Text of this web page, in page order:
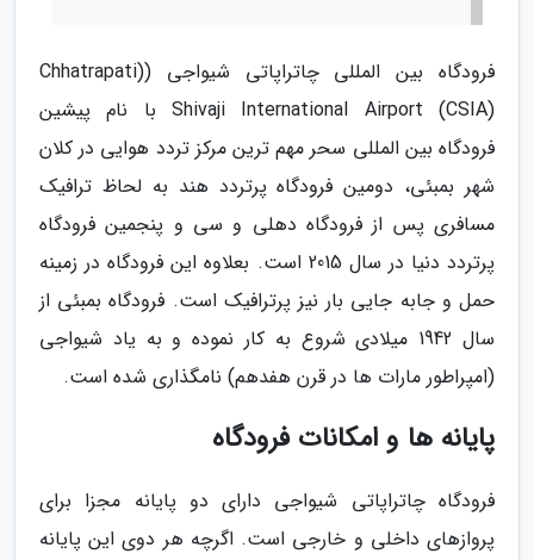
فرودگاه بین المللی چاتراپاتی شیواجی ((Chhatrapati
Shivaji International Airport (CSIA) با نام پیشین
فرودگاه بین المللی سحر مهم ترین مرکز تردد هوایی در کلان
شهر بمبئی، دومین فرودگاه پرتردد هند به لحاظ ترافیک
مسافری پس از فرودگاه دهلی و سی و پنجمین فرودگاه
پرتردد دنیا در سال 2015 است. بعلاوه این فرودگاه در زمینه
حمل و جابه جایی بار نیز پرترافیک است. فرودگاه بمبئی از
سال 1942 میلادی شروع به کار نموده و به یاد شیواجی
(امپراطور مارات ها در قرن هفدهم) نامگذاری شده است.
پایانه ها و امکانات فرودگاه
فرودگاه چاتراپاتی شیواجی دارای دو پایانه مجزا برای
پروازهای داخلی و خارجی است. اگرچه هر دوی این پایانه